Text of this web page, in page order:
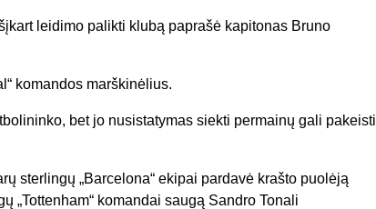
leidimo palikti klubą paprašė kapitonas Bruno
komandos marškinėlius.
bet jo nusistatymas siekti permainų gali pakeisti
sterlingų „Barcelona“ ekipai pardavė krašto puolėją
„Tottenham“ komandai saugą Sandro Tonali